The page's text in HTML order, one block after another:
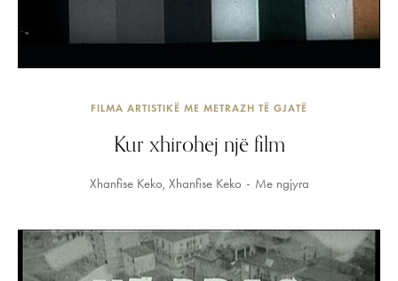
FILMA ARTISTIKË ME METRAZH TË GJATË
Kur xhirohej një film
Xhanfise Keko Xhanfise Keko Me ngjyra